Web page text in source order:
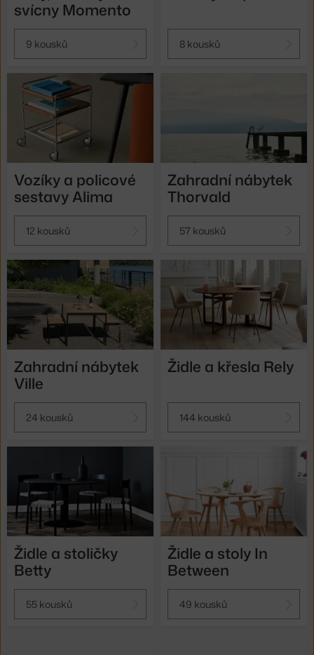
svícny Momento
9 kousků 8 kousků
Vozíky a policové
sestavy Alima
12 kousků
Zahradní nábytek
Thorvald
57 kousků
Zahradní nábytek
Ville
24 kousků
Židle a křesla Rely
144 kousků
Židle a stoličky
Betty
55 kousků
Židle a stoly In
Between
49 kousků